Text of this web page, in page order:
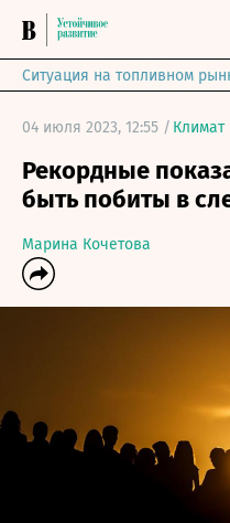
Ситуация на топливном
04 июля 2023, 12:55 / Климат
Рекордные
быть побиты в
Марина Кочетова